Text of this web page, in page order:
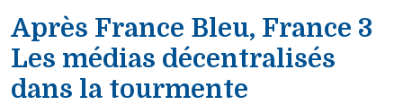
Après France Bleu, France 3
Les médias décentralisés
dans la tourmente